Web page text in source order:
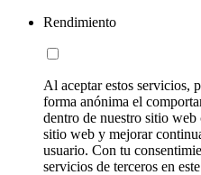
Rendimiento
Al aceptar estos servicios,
forma anónima el
dentro de nuestro sitio
sitio web y mejorar
usuario. Con tu
servicios de terceros en